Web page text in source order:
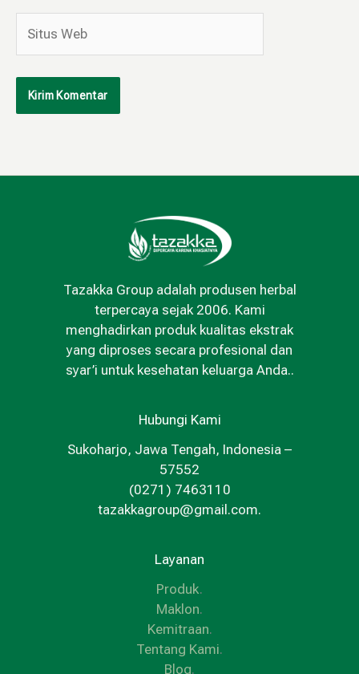
Web
Tazakka Group adalah produsen herbal
terpercaya sejak 2006. Kami
menghadirkan produk kualitas ekstrak
yang diproses secara profesional dan
syar’i untuk kesehatan keluarga Anda..
Hubungi Kami
Sukoharjo, Jawa Tengah, Indonesia –
57552
(0271) 7463110
tazakkagroup@gmail.com.
Layanan
Produk.
Maklon.
Kemitraan.
Tentang Kami.
Blog.